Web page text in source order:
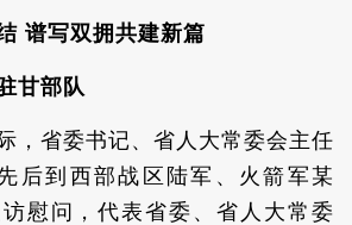
谱写双拥共建新篇
甘部队
，省委书记、省人大常委会主任
后到西部战区陆军、火箭军某
慰问，代表省委、省人大常委